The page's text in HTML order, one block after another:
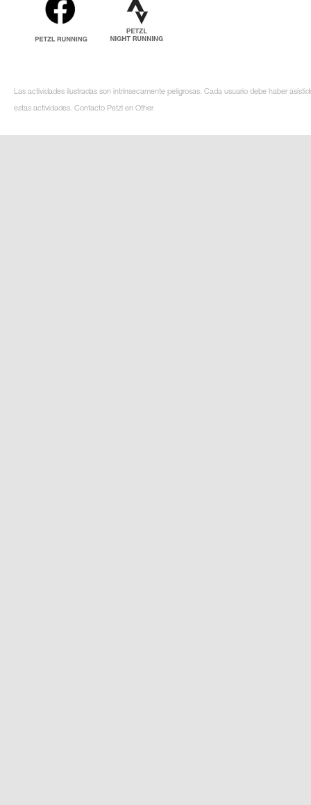
Las actividades ilustradas son intrínsecamente peligrosas. Cada usuario debe haber
estas actividades. Contacto Petzl en Other